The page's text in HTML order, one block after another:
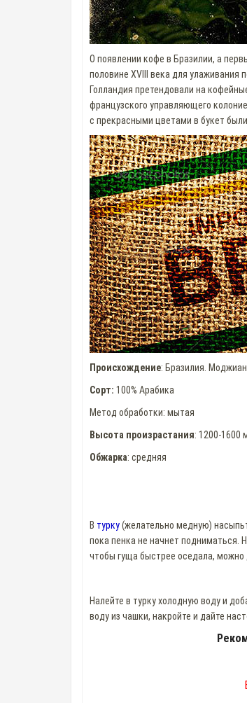
О появлении кофе в Бразилии, а
половине XVIII века для улаживания
Голландия претендовали на
французского управляющего
с прекрасными цветами в букет
Происхождение: Бразилия.
Сорт: 100% Арабика
Метод обработки: мытая
Высота произрастания: 1200-1600
Обжарка: средняя
В турку(желательно медную)
пока пенка не начнет подниматься.
чтобы гуща быстрее оседала, можно
Налейте в турку холодную воду и
воду из чашки, накройте и дайте